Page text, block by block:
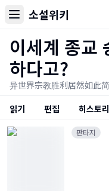
소설위키
이세계 종교
하다고?
异世界宗教胜利居然如此
읽기
편집 히스토리
판타지